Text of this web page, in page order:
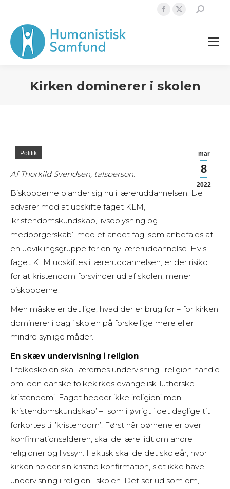
Facebook
pagepage
Search:
Kirken dominerer i skolen
mar
8
2022
Politik
Af Thorkild Svendsen, talsperson.
Biskopperne blander sig nu i læreruddannelsen. De
advarer mod at udskifte faget KLM,
’kristendomskundskab, livsoplysning og
medborgerskab’, med et andet fag, som anbefales af
en udviklingsgruppe for en ny læreruddannelse. Hvis
faget KLM udskiftes i læreruddannelsen, er der risiko
for at kristendom forsvinder ud af skolen, mener
biskopperne.
Men måske er det lige, hvad der er brug for – for kirken
dominerer i dag i skolen på forskellige mere eller
mindre synlige måder.
En skæv undervisning i religion
I folkeskolen skal lærernes undervisning i religion handle
om ’den danske folkekirkes evangelisk-lutherske
kristendom’. Faget hedder ikke ’religion’ men
’kristendomskundskab’ – som i øvrigt i det daglige tit
forkortes til ’kristendom’. Først når børnene er over
konfirmationsalderen, skal de lære lidt om andre
religioner og livssyn. Faktisk skal de det skoleår, hvor
kirken holder sin kristne konfirmation, slet ikke have
undervisning i religion i skolen. Det ser ud som om,